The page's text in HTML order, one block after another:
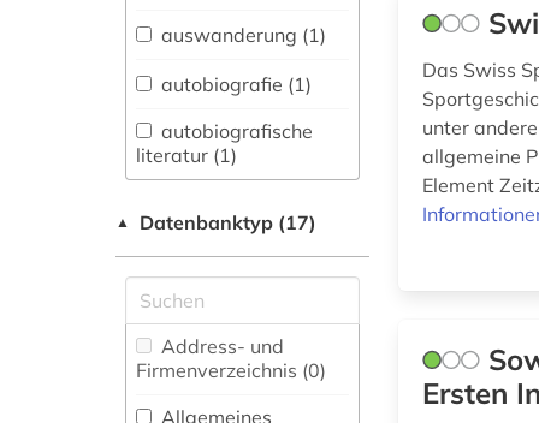
Literaturwissenschaft.
Außereuropäische
Sprachen und
Literaturen (0)
Anglistik.
Architektur,
Bauingenieur- und
Vermessungswesen (0)
Biotechnologie (0)
auswanderung (1)
autobiografie (1)
autobiografische
literatur (1)
deutschland (1)
elektronisches buch
(1)
flucht (1)
▲ Datenbanktyp (17)
Address- und
Firmenverzeichnis (0)
Allgemeines
Das Swiss
unter
allgemeine
Element
Ersten